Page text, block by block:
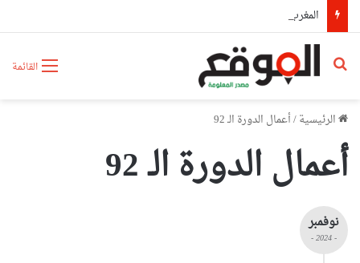
المغرب يشعل أزمة دبلوماسية بين إسبانيا وإيطاليا
القائمة بحث عن
الرئيسية/أعمال الدورة الـ 92
أعمال الدورة الـ 92
نوفمبر
- 2024 -